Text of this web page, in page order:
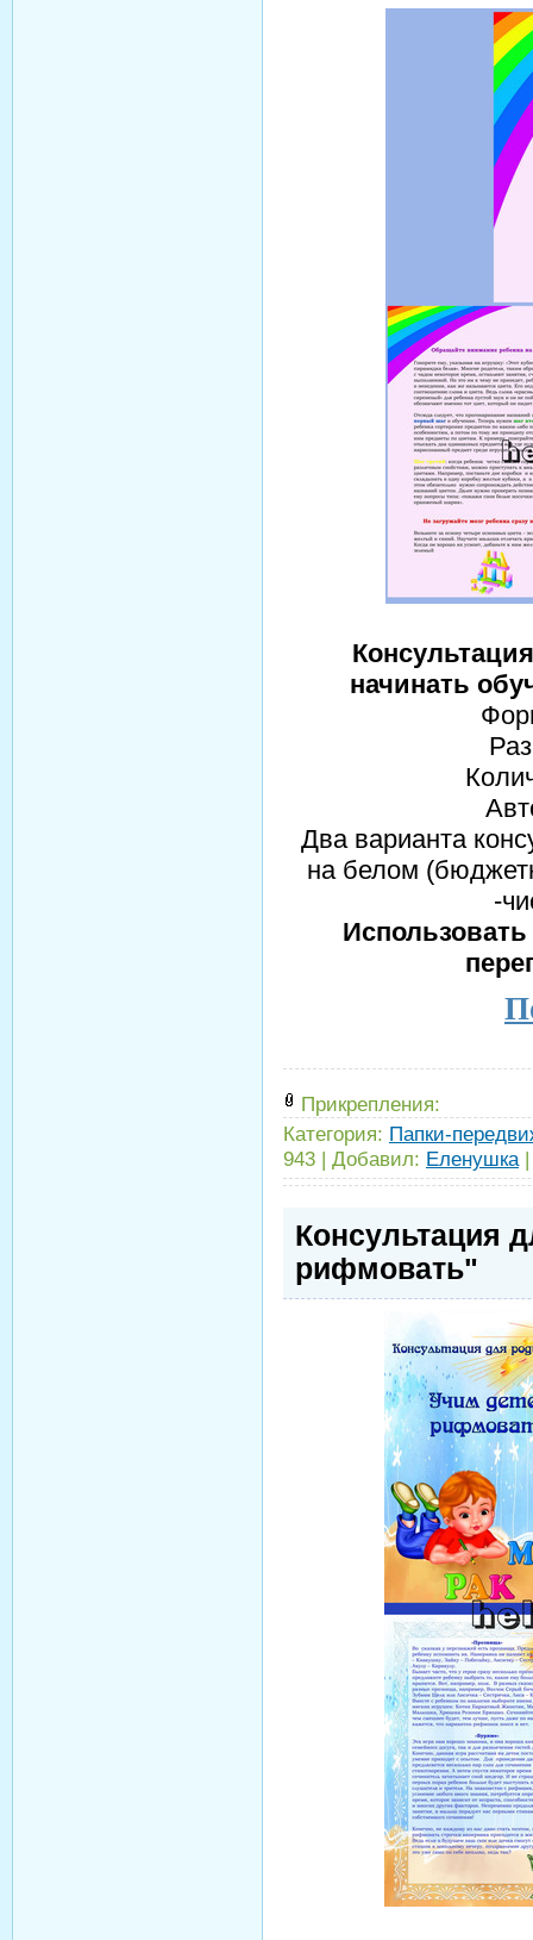
начинать
Два варианта
на белом
-
Прикрепления:
Категория: Папки-
943 | Добавил: Еленушка
Консультация
рифмовать"